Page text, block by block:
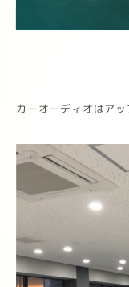
カーオーディオはア